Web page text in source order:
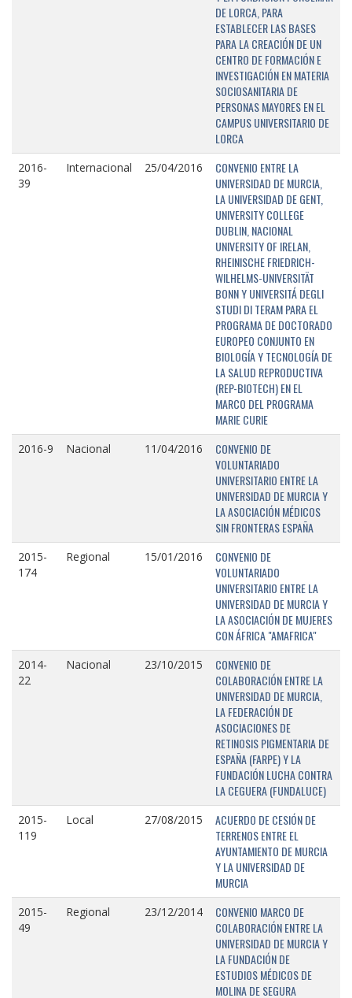
DE LORCA, PARA
ESTABLECER LAS BASES
PARA LA CREACIÓN DE UN
CENTRO DE FORMACIÓN E
INVESTIGACIÓN EN MATERIA
SOCIOSANITARIA DE
PERSONAS MAYORES EN EL
CAMPUS UNIVERSITARIO DE
LORCA
2016-
39
Internacional 25/04/2016
CONVENIO ENTRE LA
UNIVERSIDAD DE MURCIA,
LA UNIVERSIDAD DE GENT,
UNIVERSITY COLLEGE
DUBLIN, NACIONAL
UNIVERSITY OF IRELAN,
RHEINISCHE FRIEDRICH-
WILHELMS-UNIVERSITÄT
BONN Y UNIVERSITÁ DEGLI
STUDI DI TERAM PARA EL
PROGRAMA DE DOCTORADO
EUROPEO CONJUNTO EN
BIOLOGÍA Y TECNOLOGÍA DE
LA SALUD REPRODUCTIVA
(REP-BIOTECH) EN EL
MARCO DEL PROGRAMA
MARIE CURIE
2016-9 Nacional 11/04/2016
CONVENIO DE
VOLUNTARIADO
UNIVERSITARIO ENTRE LA
UNIVERSIDAD DE MURCIA Y
LA ASOCIACIÓN MÉDICOS
SIN FRONTERAS ESPAÑA
2015-
174
Regional 15/01/2016
CONVENIO DE
VOLUNTARIADO
UNIVERSITARIO ENTRE LA
UNIVERSIDAD DE MURCIA Y
LA ASOCIACIÓN DE MUJERES
CON ÁFRICA "AMAFRICA"
2014-
22
Nacional 23/10/2015
CONVENIO DE
COLABORACIÓN ENTRE LA
UNIVERSIDAD DE MURCIA,
LA FEDERACIÓN DE
ASOCIACIONES DE
RETINOSIS PIGMENTARIA DE
ESPAÑA (FARPE) Y LA
FUNDACIÓN LUCHA CONTRA
LA CEGUERA (FUNDALUCE)
2015-
119
Local 27/08/2015
ACUERDO DE CESIÓN DE
TERRENOS ENTRE EL
AYUNTAMIENTO DE MURCIA
Y LA UNIVERSIDAD DE
MURCIA
2015-
49
Regional 23/12/2014
CONVENIO MARCO DE
COLABORACIÓN ENTRE LA
UNIVERSIDAD DE MURCIA Y
LA FUNDACIÓN DE
ESTUDIOS MÉDICOS DE
MOLINA DE SEGURA